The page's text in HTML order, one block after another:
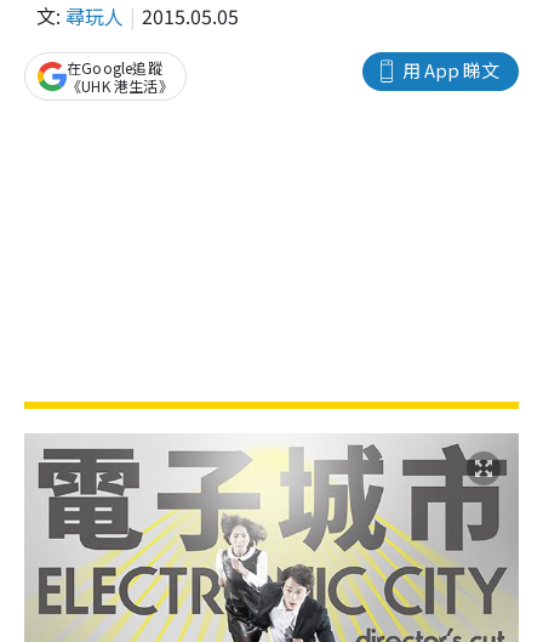
文: 尋玩人 2015.05.05
用 App 睇文
在Google追蹤
《UHK 港生活》